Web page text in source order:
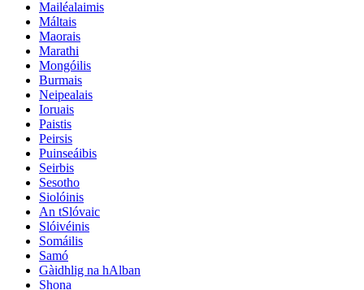
Mailéalaimis
Máltais
Maorais
Marathi
Mongóilis
Burmais
Neipealais
Ioruais
Paistis
Peirsis
Puinseáibis
Seirbis
Sesotho
Siolóinis
An tSlóvaic
Slóivéinis
Somáilis
Samó
Gàidhlig na hAlban
Shona